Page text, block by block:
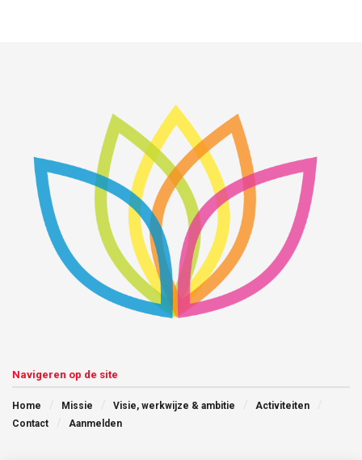
Navigeren op de site
Home Missie Visie, werkwijze & ambitie
Activiteiten
Contact
Aanmelden